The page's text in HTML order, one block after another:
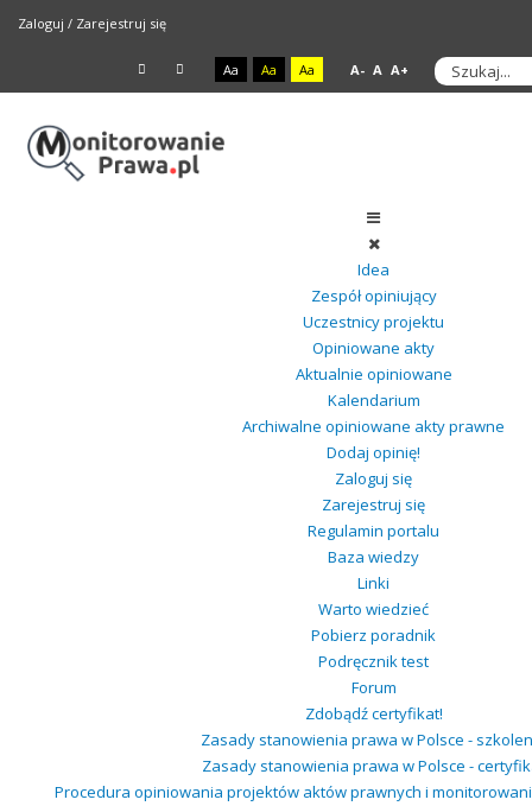
Zaloguj / Zarejestruj się
Aa Aa Aa A- A A+
Idea
Zespół opiniujący
Uczestnicy projektu
Opiniowane akty
Aktualnie opiniowane
Kalendarium
Archiwalne opiniowane akty prawne
Dodaj opinię!
Zaloguj się
Zarejestruj się
Regulamin portalu
Baza wiedzy
Linki
Warto wiedzieć
Pobierz poradnik
Podręcznik test
Forum
Zdobądź certyfikat!
Zasady stanowienia prawa w Polsce -
Zasady stanowienia prawa w Polsce -
Procedura opiniowania projektów aktów prawnych i